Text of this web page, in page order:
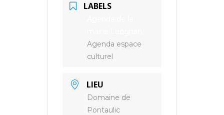
LABELS
Agenda espace
culturel
LIEU
Domaine de
Pontaulic